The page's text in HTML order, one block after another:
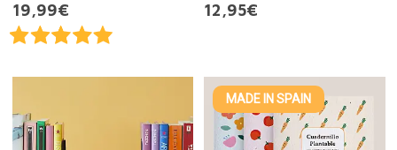
19,99€
12,95€
MADE IN SPAIN